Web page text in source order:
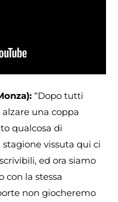
“Dopo tutti
una coppa
qualcosa di
vissuta qui ci
ed ora siamo
con la stessa
non giocheremo